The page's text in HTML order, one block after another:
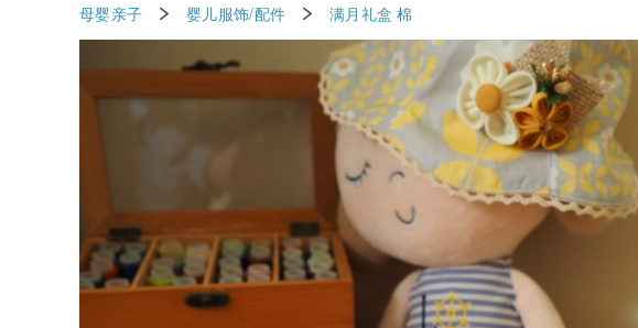
母婴亲子 婴儿服饰/配件 满月礼盒 棉